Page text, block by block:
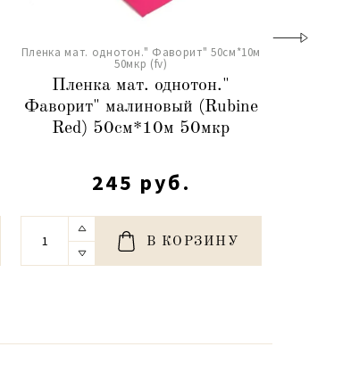
Пленка мат. однотон." Фаворит" 50см*10м
50мкр (fv)
Пленка мат. однотон."
Фаворит" малиновый (Rubine
Red) 50см*10м 50мкр
245 руб.
В КОРЗИНУ